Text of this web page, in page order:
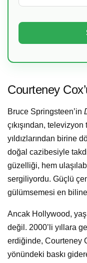
Courteney
Bruce Springsteen’in
çıkışından,
yıldızlarından birine
doğal cazibesiyle
güzelliği, hem
sergiliyordu. Güçlü
gülümsemesi en
Ancak Hollywood,
değil. 2000’li yıllara
erdiğinde, Courteney
yönündeki baskı